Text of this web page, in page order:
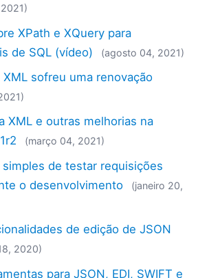
XPath e XQuery para
de SQL (vídeo)
(agosto 04, 2021)
sofreu uma renovação
XML e outras melhorias na
(março 04, 2021)
simples de testar requisições
o desenvolvimento
(janeiro 20,
de edição de JSON
2020)
para JSON, EDI, SWIFT e